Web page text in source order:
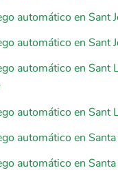
automático en Sant
automático en Sant
automático en Sant
automático en Sant
automático en
automático en